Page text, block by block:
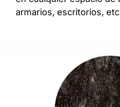
armarios, escritorios,